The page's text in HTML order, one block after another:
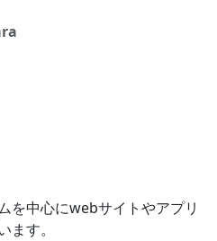
を中心にwebサイトやアプリ
す。